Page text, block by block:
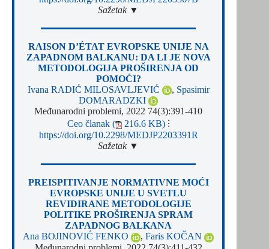
Sažetak ▼
RAISON D’ÉTAT EVROPSKE UNIJE NA
ZAPADNOM BALKANU: DA LI JE NOVA
METODOLOGIJA PROŠIRENJA OD
POMOĆI?
Ivana RADIĆ MILOSAVLJEVIĆ
, Spasimir
DOMARADZKI
Međunarodni problemi, 2022 74(3):391-410
Ceo članak (
216.6 KB)⁝
https://doi.org/10.2298/MEDJP2203391R
Sažetak ▼
PREISPITIVANJE NORMATIVNE MOĆI
EVROPSKE UNIJE U SVETLU
REVIDIRANE METODOLOGIJE
POLITIKE PROŠIRENJA SPRAM
ZAPADNOG BALKANA
Ana BOJINOVIĆ FENKO
,Faris KOČAN